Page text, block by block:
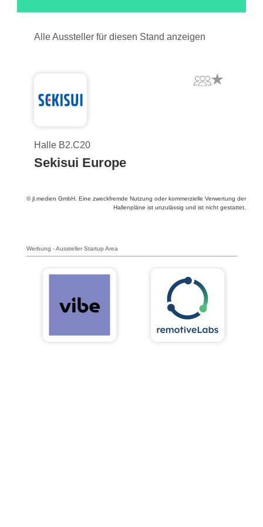
Alle Aussteller für diesen Stand anzeigen
Halle B2.C20
Sekisui Europe
© jl.medien GmbH. Eine zweckfremde Nutzung oder kommerzielle Verwertung der
Hallenpläne ist unzulässig und ist nicht gestattet.
Werbung - Aussteller Startup Area